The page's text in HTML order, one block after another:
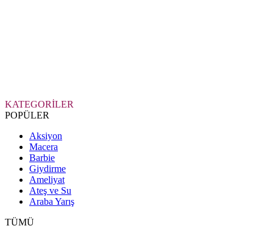
KATEGORİLER
POPÜLER
Aksiyon
Macera
Barbie
Giydirme
Ameliyat
Ateş ve Su
Araba Yarış
TÜMÜ